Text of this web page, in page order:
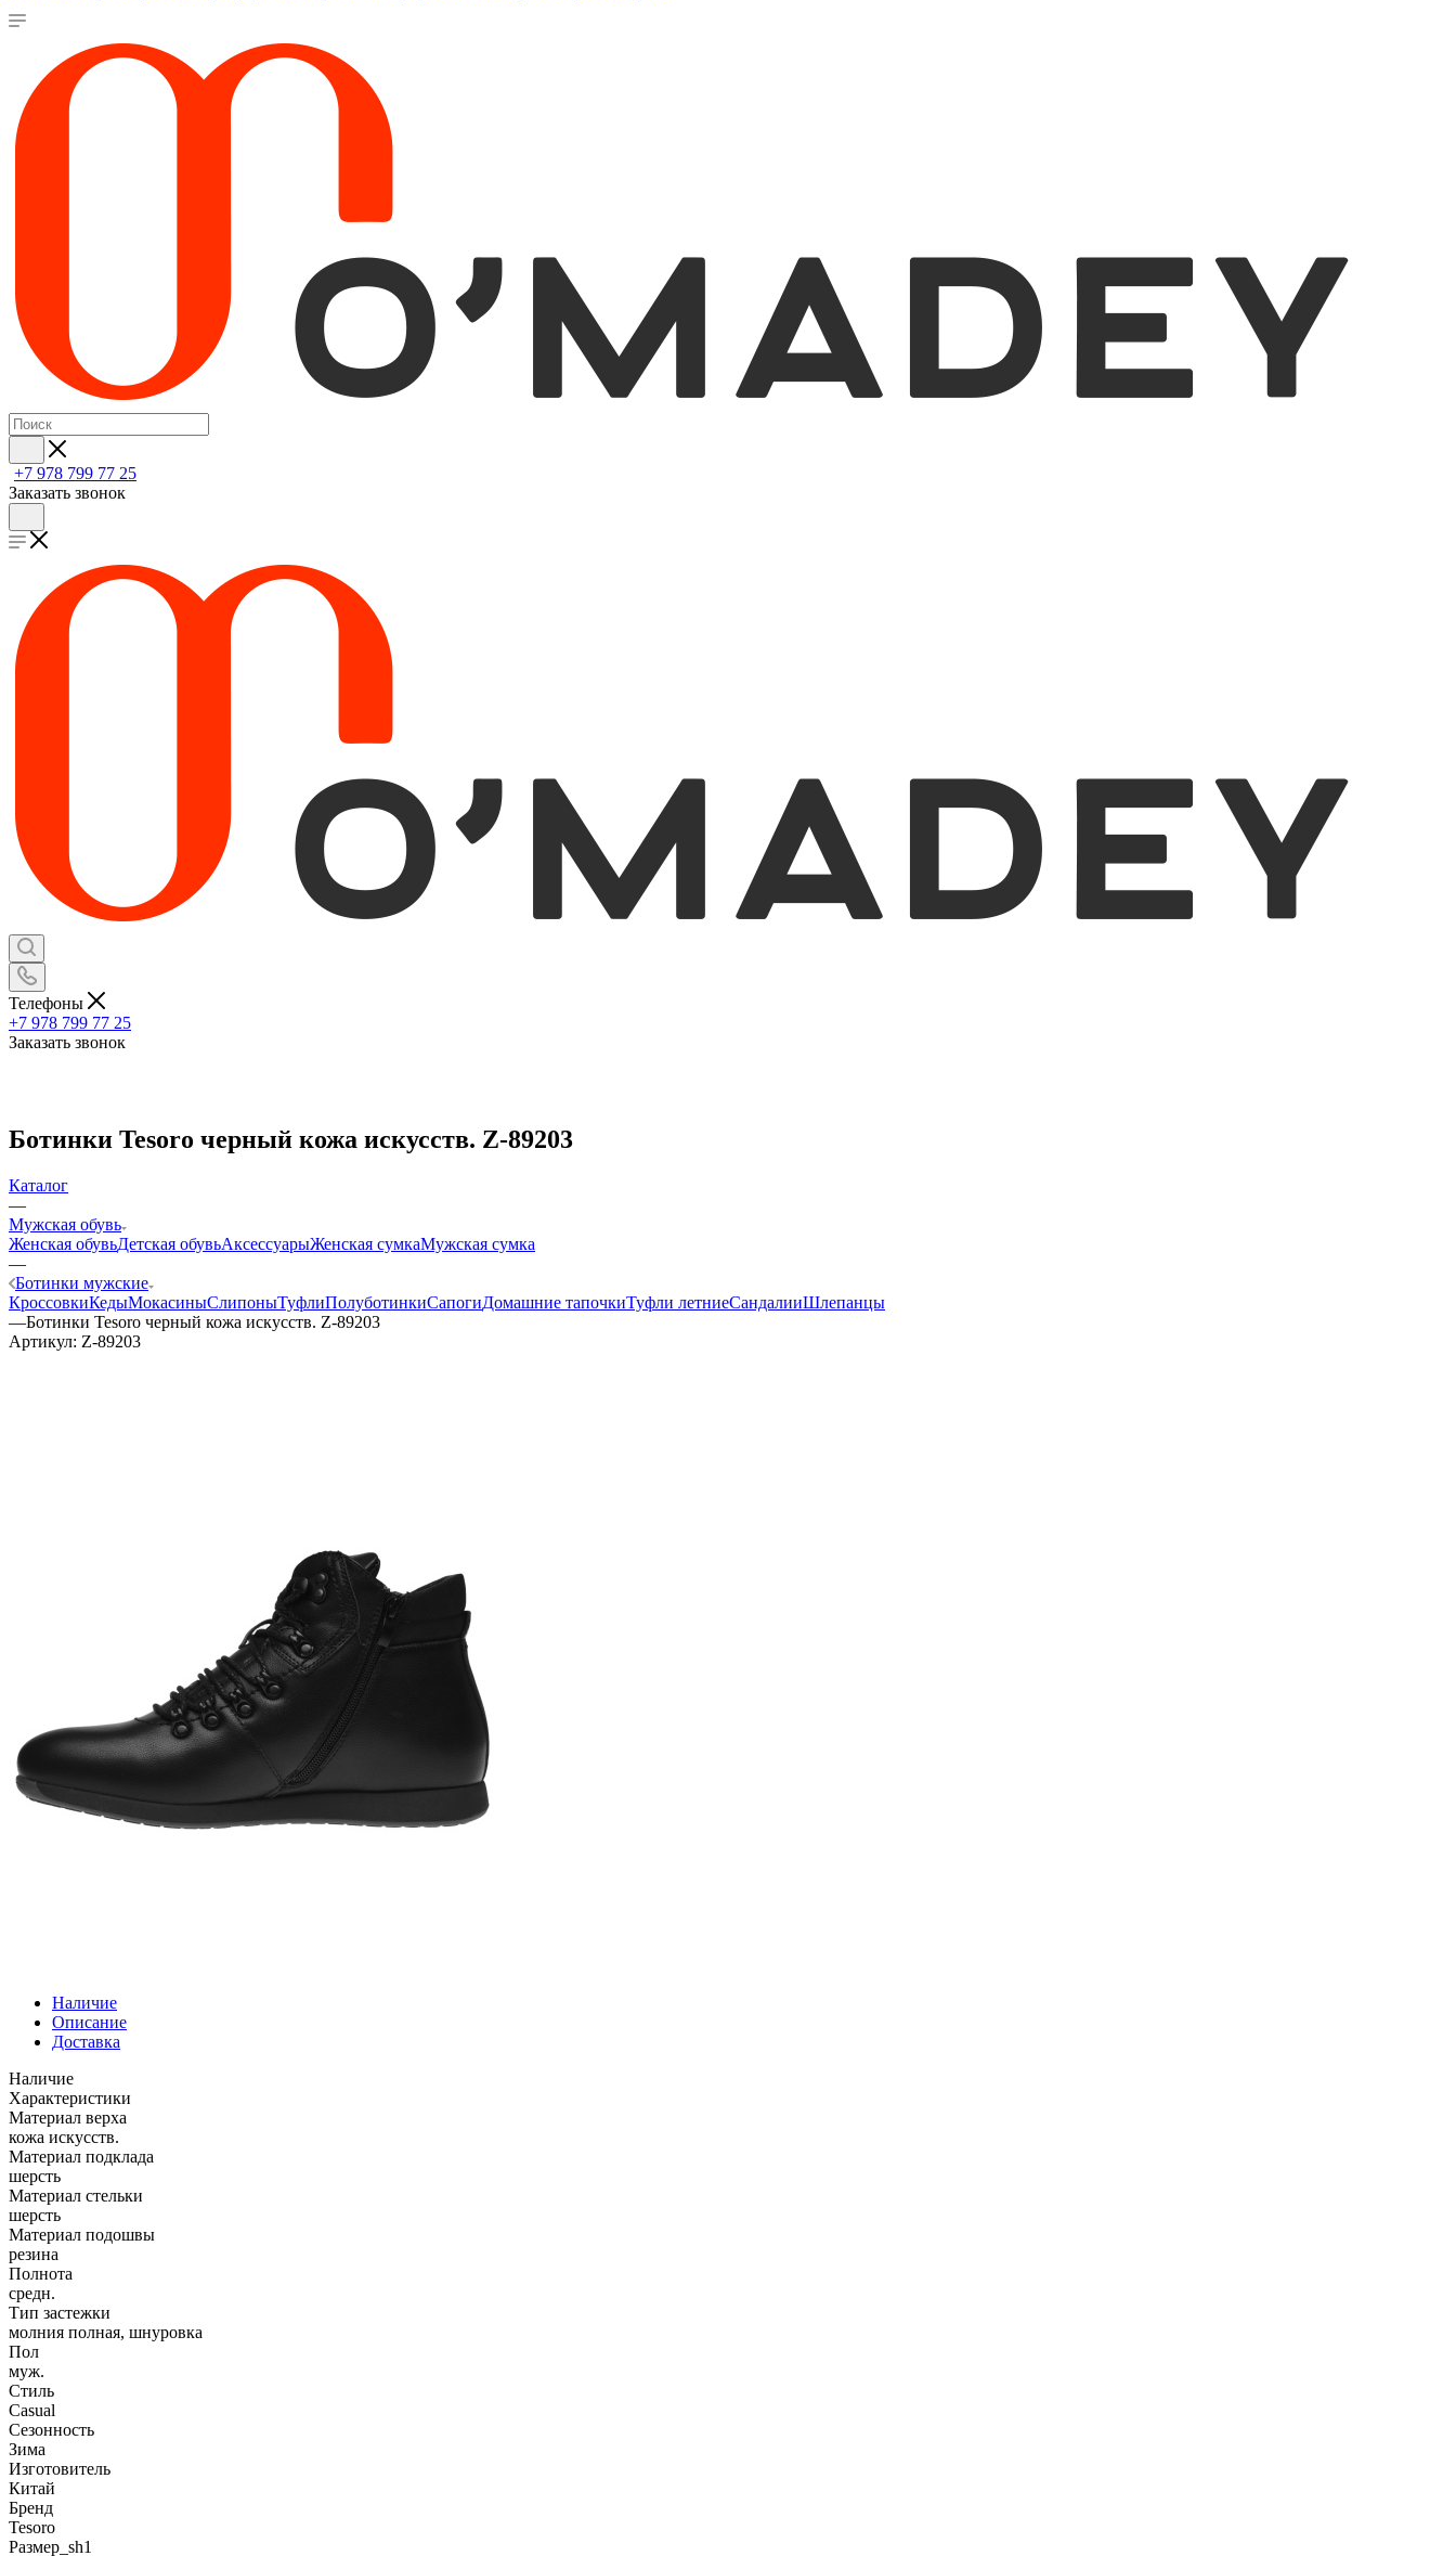
+7 978 799 77 25
Заказать звонок
Телефоны
+7 978 799 77 25
Заказать звонок
Ботинки Tesoro черный кожа искусств. Z-89203
Каталог
—
Мужская обувь
Женская обувьДетская обувьАксессуарыЖенская сумкаМужская сумка
—
Ботинки мужские
КроссовкиКедыМокасиныСлипоныТуфлиПолуботинкиСапогиДомашние тапочкиТуфли летниеСандалииШлепанцы
—Ботинки Tesoro черный кожа искусств. Z-89203
Артикул: Z-89203
Наличие
Описание
Доставка
Наличие
Характеристики
Материал верха
кожа искусств.
Материал подклада
шерсть
Материал стельки
шерсть
Материал подошвы
резина
Полнота
средн.
Тип застежки
молния полная, шнуровка
Пол
муж.
Стиль
Casual
Сезонность
Зима
Изготовитель
Китай
Бренд
Tesoro
Размер_sh1